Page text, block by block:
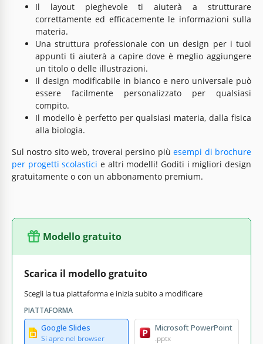
Il layout pieghevole ti aiuterà a strutturare
correttamente ed efficacemente le informazioni sulla
materia.
Una struttura professionale con un design per i tuoi
appunti ti aiuterà a capire dove è meglio aggiungere
un titolo o delle illustrazioni.
Il design modificabile in bianco e nero universale può
essere facilmente personalizzato per qualsiasi
compito.
Il modello è perfetto per qualsiasi materia, dalla fisica
alla biologia.
Sul nostro sito web, troverai persino piùesempi di brochure
per progetti scolastici e altri modelli! Goditi i migliori design
gratuitamente o con un abbonamento premium.
Modello gratuito
Scarica il modello gratuito
Scegli la tua piattaforma e inizia subito a modificare
PIATTAFORMA
Google Slides
Si apre nel browser
Microsoft PowerPoint
.pptx